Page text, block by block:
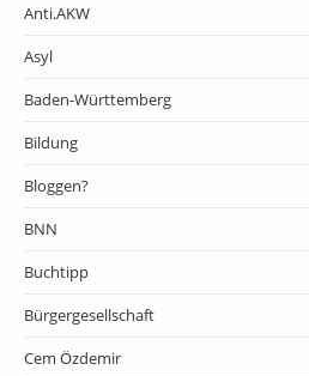
Anti.AKW
Asyl
Baden-Württemberg
Bildung
Bloggen?
BNN
Buchtipp
Bürgergesellschaft
Cem Özdemir